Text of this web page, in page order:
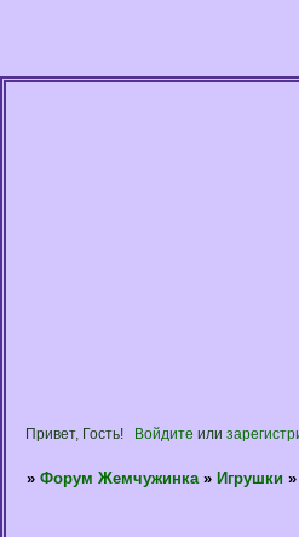
Привет, Гость! Войдите или
» Форум Жемчужинка » Игрушки »